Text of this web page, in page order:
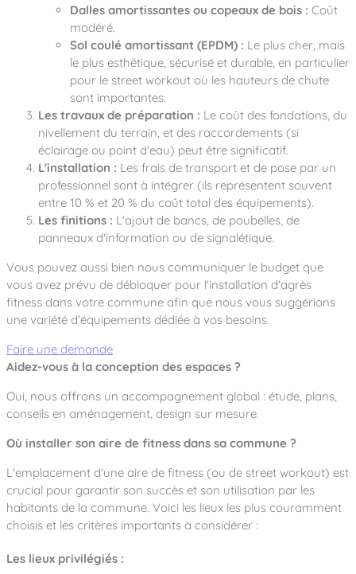
Dalles amortissantes ou copeaux de bois : Coût
modéré.
Sol coulé amortissant (EPDM) : Le plus cher, mais
le plus esthétique, sécurisé et durable, en particulier
pour le street workout où les hauteurs de chute
sont importantes.
Les travaux de préparation : Le coût des fondations, du
nivellement du terrain, et des raccordements (si
éclairage ou point d'eau) peut être significatif.
L'installation : Les frais de transport et de pose par un
professionnel sont à intégrer (ils représentent souvent
entre 10 % et 20 % du coût total des équipements).
Les finitions : L'ajout de bancs, de poubelles, de
panneaux d'information ou de signalétique.
Vous pouvez aussi bien nous communiquer le budget que
vous avez prévu de débloquer pour l'installation d'agrès
fitness dans votre commune afin que nous vous suggérions
une variété d’équipements dédiée à vos besoins.
Faire une demande
Aidez-vous à la conception des espaces ?
Oui, nous offrons un accompagnement global : étude, plans,
conseils en aménagement, design sur mesure.
Où installer son aire de fitness dans sa commune ?
L'emplacement d'une aire de fitness (ou de street workout) est
crucial pour garantir son succès et son utilisation par les
habitants de la commune. Voici les lieux les plus couramment
choisis et les critères importants à considérer :
Les lieux privilégiés :